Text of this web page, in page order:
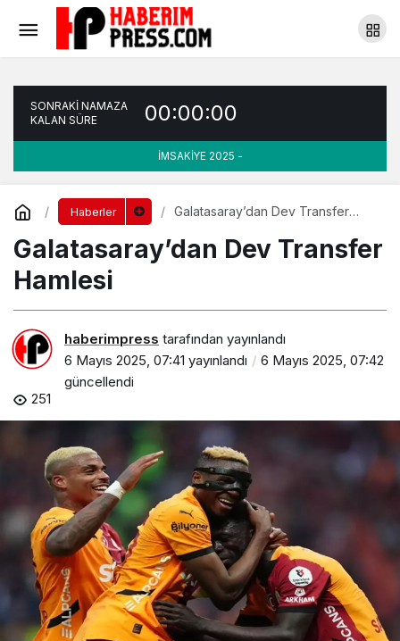
SONRAKİ NAMAZA
KALAN SÜRE
00:00:00
İMSAKİYE 2025 -
Haberler
Galatasaray’dan Dev Transfer
Galatasaray’dan Dev Transfer
Hamlesi
haberimpress tarafından yayınlandı
6 Mayıs 2025, 07:41 yayınlandı
6 Mayıs 2025, 07:42
güncellendi
251
Her gün 10 dakika gülümsemenin faydaları